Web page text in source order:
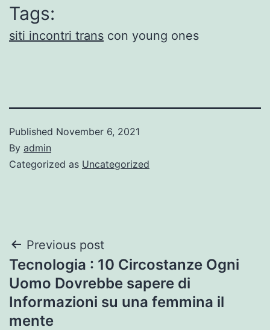
Tags:
siti incontri trans con young ones
Published November 6, 2021
By admin
Categorized as Uncategorized
Post
navigation
Previous post
Tecnologia : 10 Circostanze Ogni
Uomo Dovrebbe sapere di
Informazioni su una femmina il
mente